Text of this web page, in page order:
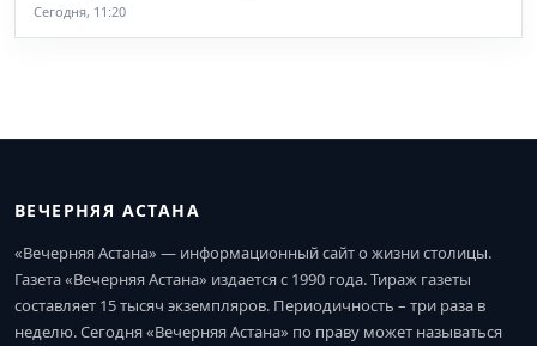
Сегодня, 11:20
ВЕЧЕРНЯЯ АСТАНА
«Вечерняя Астана» — информационный сайт о жизни столицы.
Газета «Вечерняя Астана» издается с 1990 года. Тираж газеты
составляет 15 тысяч экземпляров. Периодичность – три раза в
неделю. Сегодня «Вечерняя Астана» по праву может называться